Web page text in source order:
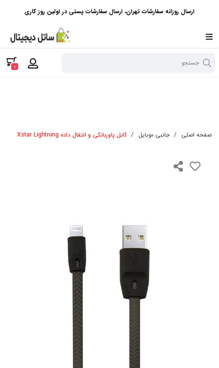
ارسال روزانه سفارشات تهران، ارسال سفارشات پستی در اولین روز کاری
جستجو 0
صفحه اصلی / جانبی موبایل / کابل پاوربانکی و انتقال داده Xstar Lightning